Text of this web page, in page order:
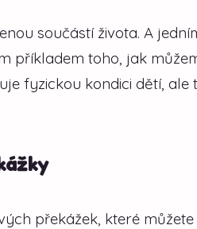
součástí života. A
příkladem toho, jak
fyzickou kondici dětí,
překážek, které